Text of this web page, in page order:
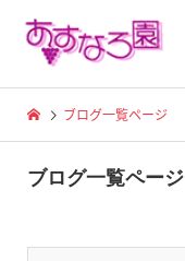
ブログ一覧ページ
ブログ一覧ページ